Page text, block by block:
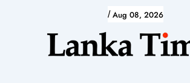
/ Aug 08, 2026